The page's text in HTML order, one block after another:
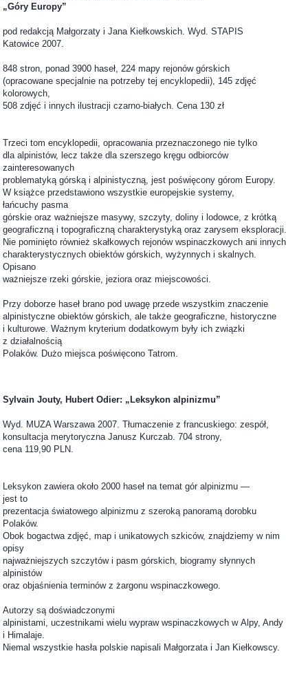
„Góry Europy”
pod redakcją Małgorzaty i Jana Kiełkowskich. Wyd. STAPIS
Katowice 2007.
848 stron, ponad 3900 haseł, 224 mapy rejonów górskich
(opracowane specjalnie na potrzeby tej encyklopedii), 145 zdjęć
kolorowych,
508 zdjęć i innych ilustracji czarno-białych. Cena 130 zł
Trzeci tom encyklopedii, opracowania przeznaczonego nie tylko
dla alpinistów, lecz także dla szerszego kręgu odbiorców
zainteresowanych
problematyką górską i alpinistyczną, jest poświęcony górom Europy.
W książce przedstawiono wszystkie europejskie systemy,
łańcuchy pasma
górskie oraz ważniejsze masywy, szczyty, doliny i lodowce, z krótką
geograficzną i topograficzną charakterystyką oraz zarysem eksploracji.
Nie pominięto również skałkowych rejonów wspinaczkowych ani innych
charakterystycznych obiektów górskich, wyżynnych i skalnych.
Opisano
ważniejsze rzeki górskie, jeziora oraz miejscowości.
Przy doborze haseł brano pod uwagę przede wszystkim znaczenie
alpinistyczne obiektów górskich, ale także geograficzne, historyczne
i kulturowe. Ważnym kryterium dodatkowym były ich związki
z działalnością
Polaków. Dużo miejsca poświęcono Tatrom.
Sylvain Jouty, Hubert Odier: „Leksykon alpinizmu”
Wyd. MUZA Warszawa 2007. Tłumaczenie z francuskiego: zespół,
konsultacja merytoryczna Janusz Kurczab. 704 strony,
cena 119,90 PLN.
Leksykon zawiera około 2000 haseł na temat gór alpinizmu —
jest to
prezentacja światowego alpinizmu z szeroką panoramą dorobku
Polaków.
Obok bogactwa zdjęć, map i unikatowych szkiców, znajdziemy w nim
opisy
najważniejszych szczytów i pasm górskich, biogramy słynnych
alpinistów
oraz objaśnienia terminów z żargonu wspinaczkowego.
Autorzy są doświadczonymi
alpinistami, uczestnikami wielu wypraw wspinaczkowych w Alpy, Andy
i Himalaje.
Niemal wszystkie hasła polskie napisali Małgorzata i Jan Kiełkowscy.